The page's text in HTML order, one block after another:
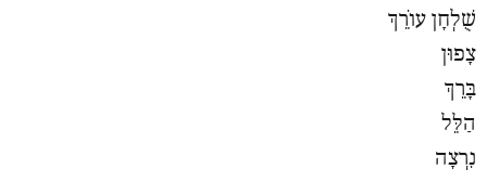
שֻׁלְחָן עוֹרֵךְ
צָפוּן
בָּרֵךְ
הַלֵּל
נִרְצָה